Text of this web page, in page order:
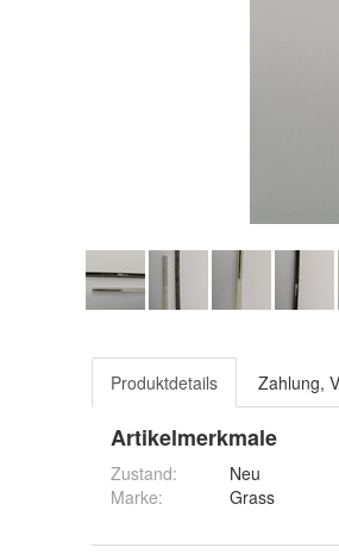
Produktdetails Zahlung,
Artikelmerkmale
Zustand:
Neu
Marke:
Grass